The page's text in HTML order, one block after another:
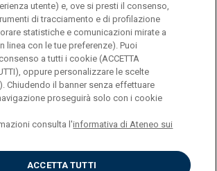
del Sacro Cuore
1, 20123 Milan
utente) e, ove si presti il consenso,
di tracciamento e di profilazione
statistiche e comunicazioni mirate a
linea con le tue preferenze). Puoi
a tutti i cookie (ACCETTA
oppure personalizzare le scelte
Chiudendo il banner senza effettuare
proseguirà solo con i cookie
consulta l'informativa di Ateneo sui
ACCETTA TUTTI